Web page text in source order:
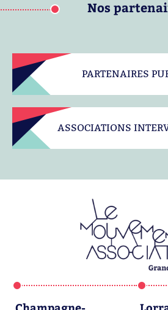
Nos
PARTENAIRES
ASSOCIATIONS